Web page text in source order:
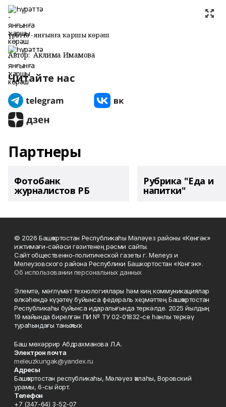
Һүрәттә - янғынға ҡаршы көрәш
Автор: Аклима Имамова
Читайте нас
Партнеры
Фотобанк
журналистов РБ
Рубрика "Еда и
напитки"
© 2026 Башҡортостан Республикаһы Мәләүез районы «Көнгәк»
ижтимағи-сәйәси гәзитенең рәсми сайты.
Сайт общественно-политической газеты г. Мелеуз и
Мелеузовского района Республики Башкортостан «Конгэк».
Об использовании персональных данных
Элемтә, мәғлүмәт технологиялары һәм киң коммуникациялар
өлкәһендә күҙәтеү буйынса федераль хеҙмәттең Башҡортостан
Республикаһы буйынса идаралығында теркәлде. 2025 йылдың
19 майында бирелгән ПИ № ТУ 02-01832-се һанлы теркәү
тураһындағы таныҡлыҡ.
Баш мөхәррир Абдрахманова Л.А.
Электрон почта
meleuzkungak@yandex.ru
Адресы
Башҡортостан республикаһы, Мәләүез ҡалаһы, Воровский
урамы, 6-сы йорт.
Телефон
+7 (347-64) 3-52-07